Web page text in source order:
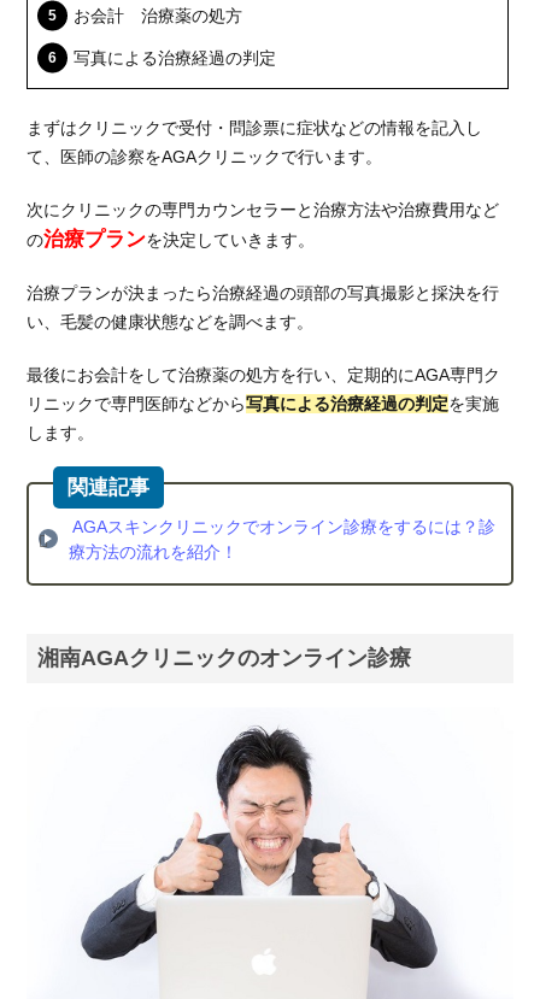
お会計 治療薬の処方
写真による治療経過の判定
まずはクリニックで受付・問診票に症状などの情報を記入し
て、医師の診察をAGAクリニックで行います。
次にクリニックの専門カウンセラーと治療方法や治療費用など
の治療プランを決定していきます。
治療プランが決まったら治療経過の頭部の写真撮影と採決を行
い、毛髪の健康状態などを調べます。
最後にお会計をして治療薬の処方を行い、定期的にAGA専門ク
リニックで専門医師などから写真による治療経過の判定を実施
します。
AGAスキンクリニックでオンライン診療をするには？診
療方法の流れを紹介！
湘南AGAクリニックのオンライン診療